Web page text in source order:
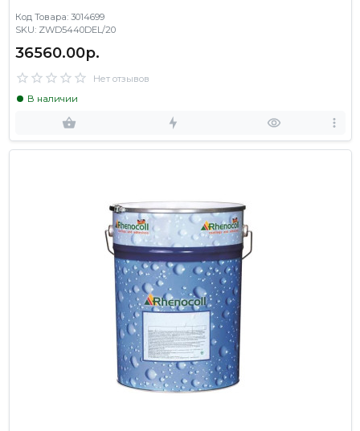
Код Товара: 3014699
SKU: ZWD5440DEL/20
36560.00р.
Нет отзывов
В наличии